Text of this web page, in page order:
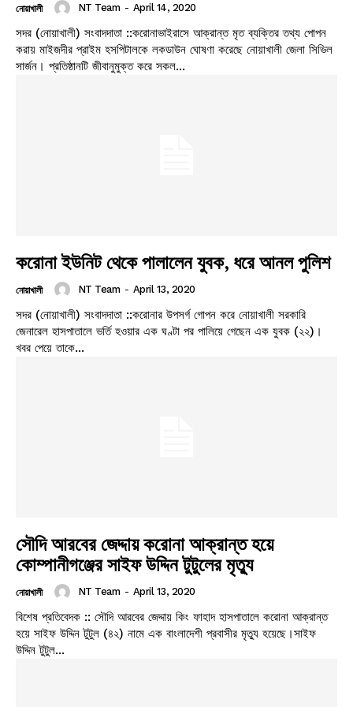
নোয়াখালী NT Team - April 14, 2020
সদর (নোয়াখালী) সংবাদদাতা ::করোনাভাইরাসে আক্রান্ত মৃত ব্যক্তির তথ্য পোপন
করায় মাইজদীর প্রাইম হসপিটালকে লকডাউন ঘোষণা করেছে নোয়াখালী জেলা সিভিল
সার্জন। প্রতিষ্ঠানটি জীবানুমুক্ত করে সকল...
করোনা ইউনিট থেকে পালালেন যুবক, ধরে আনল পুলিশ
নোয়াখালী NT Team - April 13, 2020
সদর (নোয়াখালী) সংবাদদাতা ::করোনার উপসর্গ গোপন করে নোয়াখালী সরকারি
জেনারেল হাসপাতালে ভর্তি হওয়ার এক ঘণ্টা পর পালিয়ে গেছেন এক যুবক (২২)।
খবর পেয়ে তাকে...
সৌদি আরবের জেদ্দায় করোনা আক্রান্ত হয়ে
কোম্পানীগঞ্জের সাইফ উদ্দিন টুটুলের মৃত্যু
নোয়াখালী NT Team - April 13, 2020
বিশেষ প্রতিবেদক :: সৌদি আরবের জেদ্দায় কিং ফাহাদ হাসপাতালে করোনা আক্রান্ত
হয়ে সাইফ উদ্দিন টুটুল (৪২) নামে এক বাংলাদেশী প্রবাসীর মৃত্যু হয়েছে।সাইফ
উদ্দিন টুটুল...